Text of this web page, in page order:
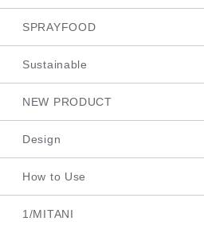
SPRAYFOOD
Sustainable
NEW PRODUCT
Design
How to Use
1/MITANI